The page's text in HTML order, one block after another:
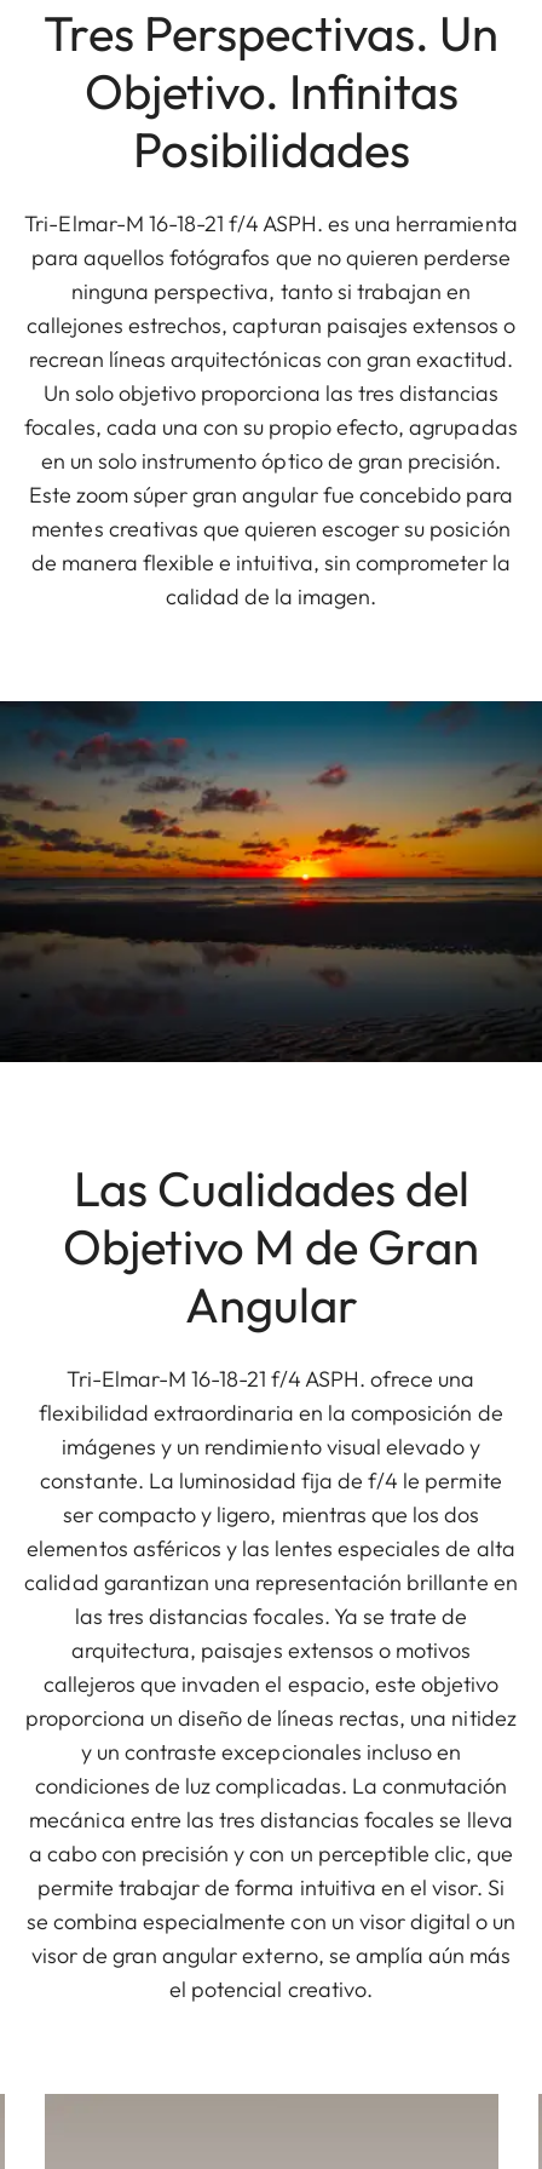
Tres Perspectivas. Un
Objetivo. Infinitas
Posibilidades
Tri-Elmar-M 16-18-21 f/4 ASPH. es una herramienta
para aquellos fotógrafos que no quieren perderse
ninguna perspectiva, tanto si trabajan en
callejones estrechos, capturan paisajes extensos o
recrean líneas arquitectónicas con gran exactitud.
Un solo objetivo proporciona las tres distancias
focales, cada una con su propio efecto, agrupadas
en un solo instrumento óptico de gran precisión.
Este zoom súper gran angular fue concebido para
mentes creativas que quieren escoger su posición
de manera flexible e intuitiva, sin comprometer la
calidad de la imagen.
Las Cualidades del
Objetivo M de Gran
Angular
Tri-Elmar-M 16-18-21 f/4 ASPH. ofrece una
flexibilidad extraordinaria en la composición de
imágenes y un rendimiento visual elevado y
constante. La luminosidad fija de f/4 le permite
ser compacto y ligero, mientras que los dos
elementos asféricos y las lentes especiales de alta
calidad garantizan una representación brillante en
las tres distancias focales. Ya se trate de
arquitectura, paisajes extensos o motivos
callejeros que invaden el espacio, este objetivo
proporciona un diseño de líneas rectas, una nitidez
y un contraste excepcionales incluso en
condiciones de luz complicadas. La conmutación
mecánica entre las tres distancias focales se lleva
a cabo con precisión y con un perceptible clic, que
permite trabajar de forma intuitiva en el visor. Si
se combina especialmente con un visor digital o un
visor de gran angular externo, se amplía aún más
el potencial creativo.